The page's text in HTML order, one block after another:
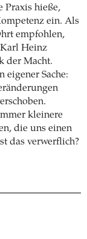
Praxis hieße,
ein. Als
empfohlen,
Heinz
der Macht.
eigener Sache:
kleinere
die uns einen
das verwerflich?